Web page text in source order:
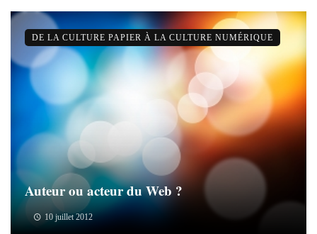
Auteur ou acteur du Web ?
10 juillet 2012
DE LA CULTURE PAPIER À LA CULTURE NUMÉRIQUE